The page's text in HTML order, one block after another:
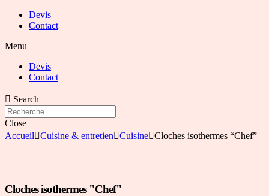
Devis
Contact
Menu
Devis
Contact
Search
Close
Accueil
Cuisine & entretien Cuisine Cloches isothermes “Chef”
Cloches isothermes "Chef"